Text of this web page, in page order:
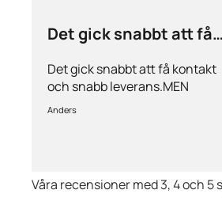
Det gick snabbt att få
Det gick snabbt att få kontakt
och snabb leverans.MEN
priserna är alldeles för höga på
Anders
Våra recensioner med 3, 4 och 5